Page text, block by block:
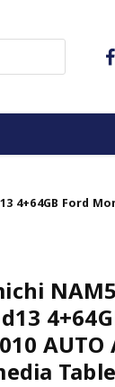
4+64GB Ford